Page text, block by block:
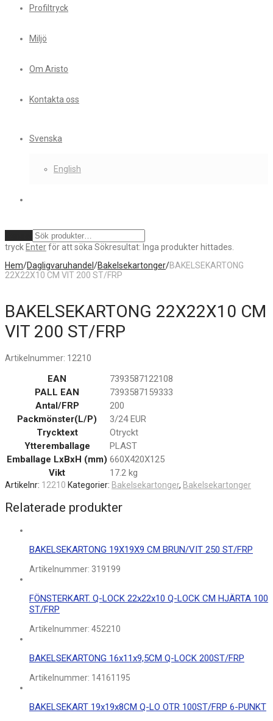
Profiltryck
Miljö
Om Aristo
Kontakta oss
Svenska
English
tryck Enterför att söka Sökresultat: Inga produkter hittades.
Hem/Dagligvaruhandel /Bakelsekartonger/BAKELSEKARTONG
22X22X10 CM VIT 200 ST/FRP
BAKELSEKARTONG 22X22X10 CM
VIT 200 ST/FRP
Artikelnummer: 12210
EAN
7393587122108
PALL EAN
7393587159333
Antal/FRP
200
Packmönster(L/P)
3/24 EUR
Trycktext
Otryckt
Ytteremballage
PLAST
Emballage LxBxH (mm) 660X420X125
Vikt
17.2 kg
Artikelnr: 12210 Kategorier: Bakelsekartonger, Bakelsekartonger
Relaterade produkter
BAKELSEKARTONG 19X19X9 CM BRUN/VIT 250 ST/FRP
Artikelnummer: 319199
FÖNSTERKART. Q-LOCK 22x22x10 Q-LOCK CM HJÄRTA 100
ST/FRP
Artikelnummer: 452210
BAKELSEKARTONG 16x11x9,5CM Q-LOCK 200ST/FRP
Artikelnummer: 14161195
BAKELSEKART 19x19x8CM Q-LO OTR 100ST/FRP 6-PUNKT